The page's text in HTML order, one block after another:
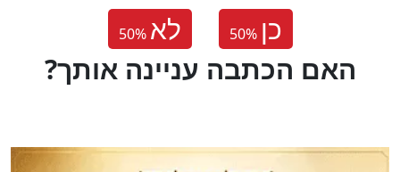
50% לא 50% כן
?האם הכתבה עניינה אותך